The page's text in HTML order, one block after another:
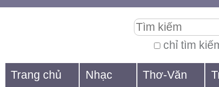
dung.
cá
nhân
chỉ tìm
kiếm
Navigation
Trang chủ Nhạc Thơ-Văn